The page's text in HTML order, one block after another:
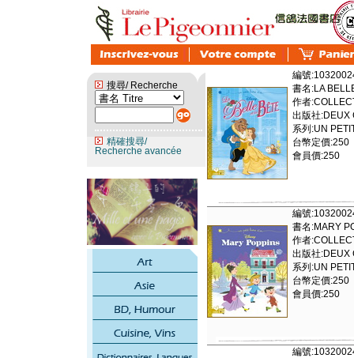
搜尋/ Recherche
精確搜尋/
Recherche avancée
編號
書名:LA
作者
出版社:DEUX
系列:UN
台幣定價:250
會員價:250
編號
書名:MARY
作者
出版社:DEUX
系列:UN
台幣定價:250
會員價:250
編號